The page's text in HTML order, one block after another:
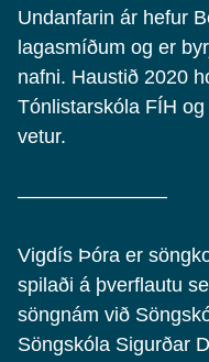
Undanfarin ár hefur
lagasmíðum og er
nafni. Haustið 2020
Tónlistarskóla FÍH
vetur.
———————–
Vigdís Þóra er
spilaði á þverflautu
söngnám við
Söngskóla Sigurðar